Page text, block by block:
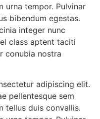
urna tempor. Pulvinar
bibendum egestas.
integer nunc
class aptent taciti
conubia nostra
adipiscing elit.
pellentesque sem
tellus duis convallis.